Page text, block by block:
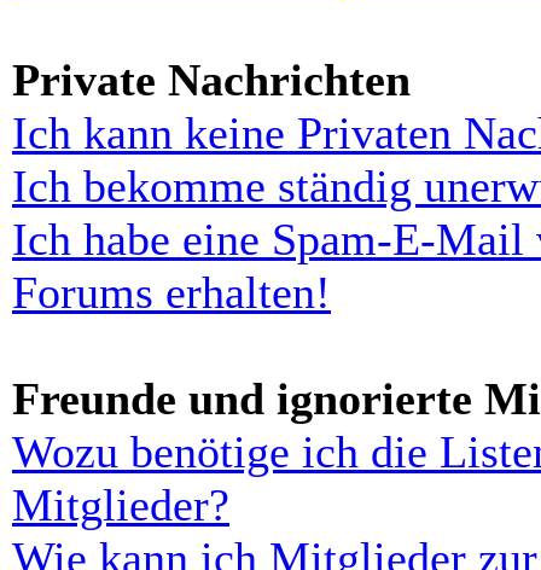
Private Nachrichten
Ich kann keine Privaten
Ich bekomme ständig
Ich habe eine Spam-E-
Forums erhalten!
Freunde und ignorierte
Wozu benötige ich die
Mitglieder?
Wie kann ich Mitglieder